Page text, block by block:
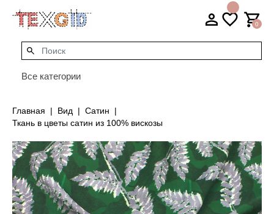
0
Все категории
Главная Вид
Сатин
Ткань в цветы сатин из 100% вискозы